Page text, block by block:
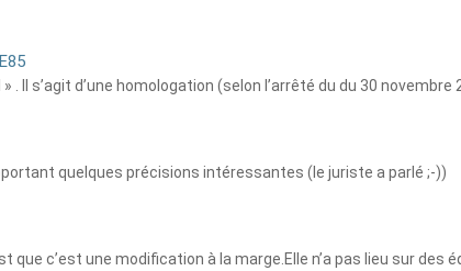
. Il s’agit d’une homologation (selon l’arrêté du du 30 novembre
quelques précisions intéressantes (le juriste a parlé ;-))
que c’est une modification à la marge.Elle n’a pas lieu sur des